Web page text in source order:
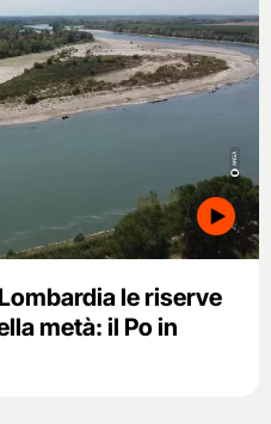
le riserve
metà: il Po in